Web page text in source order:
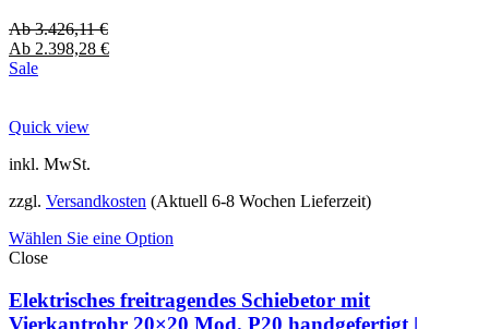
Ab3.426,11€
Ab 2.398,28 €
Sale
Quick view
inkl. MwSt.
zzgl. Versandkosten (Aktuell 6-8 Wochen Lieferzeit)
Wählen Sie eine Option
Close
Elektrisches freitragendes Schiebetor mit
Vierkantrohr 20×20 Mod. P20 handgefertigt |